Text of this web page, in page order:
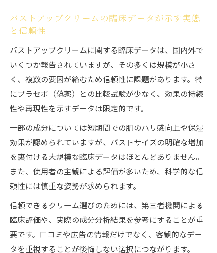
から評価
バストアップクリーム市販品の効果ありの
根拠は？
バストアップクリーム効果なしと感じる原
因と対策
市販バストアップクリームの本当の実力を
比較検証
口コミで評判のバストアップクリーム現実
の効果は
クリームだけに頼らない安全なバストケアへの
道
バストアップクリームと併用できる安全な
ケア方法
クリーム以外のバストアップケアで効果を
高めるコツ
バストアップクリームと生活習慣改善の併
バストアップクリームの臨床データが示す実態
と信頼性
バストアップクリームに関する臨床データは、国内外で
いくつか報告されていますが、その多くは規模が小さ
く、複数の要因が絡むため信頼性に課題があります。特
にプラセボ（偽薬）との比較試験が少なく、効果の持続
性や再現性を示すデータは限定的です。
一部の成分については短期間での肌のハリ感向上や保湿
効果が認められていますが、バストサイズの明確な増加
を裏付ける大規模な臨床データはほとんどありません。
また、使用者の主観による評価が多いため、科学的な信
頼性には慎重な姿勢が求められます。
信頼できるクリーム選びのためには、第三者機関による
臨床評価や、実際の成分分析結果を参考にすることが重
要です。口コミや広告の情報だけでなく、客観的なデー
タを重視することが後悔しない選択につながります。